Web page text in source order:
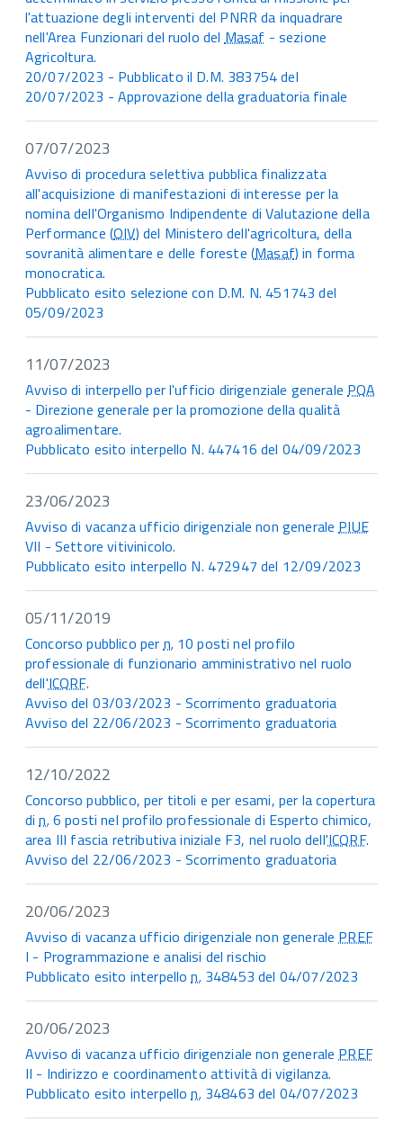
l'attuazione degli interventi del PNRR da inquadrare
nell'Area Funzionari del ruolo del Masaf - sezione
Agricoltura.
20/07/2023 - Pubblicato il D.M. 383754 del
20/07/2023 - Approvazione della graduatoria finale
07/07/2023
Avviso di procedura selettiva pubblica finalizzata
all'acquisizione di manifestazioni di interesse per la
nomina dell'Organismo Indipendente di Valutazione della
Performance (OIV) del Ministero dell'agricoltura, della
sovranità alimentare e delle foreste (Masaf) in forma
monocratica.
Pubblicato esito selezione con D.M. N. 451743 del
05/09/2023
11/07/2023
Avviso di interpello per l'ufficio dirigenziale generale PQA
- Direzione generale per la promozione della qualità
agroalimentare.
Pubblicato esito interpello N. 447416 del 04/09/2023
23/06/2023
Avviso di vacanza ufficio dirigenziale non generale PIUE
VII - Settore vitivinicolo.
Pubblicato esito interpello N. 472947 del 12/09/2023
05/11/2019
Concorso pubblico per n. 10 posti nel profilo
professionale di funzionario amministrativo nel ruolo
dell'ICQRF.
Avviso del 03/03/2023 - Scorrimento graduatoria
Avviso del 22/06/2023 - Scorrimento graduatoria
12/10/2022
Concorso pubblico, per titoli e per esami, per la copertura
din. 6 posti nel profilo professionale di Esperto chimico,
area III fascia retributiva iniziale F3, nel ruolo dell'ICQRF.
Avviso del 22/06/2023 - Scorrimento graduatoria
20/06/2023
Avviso di vacanza ufficio dirigenziale non generale PREF
I - Programmazione e analisi del rischio
Pubblicato esito interpellon. 348453 del 04/07/2023
20/06/2023
Avviso di vacanza ufficio dirigenziale non generale PREF
II - Indirizzo e coordinamento attività di vigilanza.
Pubblicato esito interpellon. 348463 del 04/07/2023